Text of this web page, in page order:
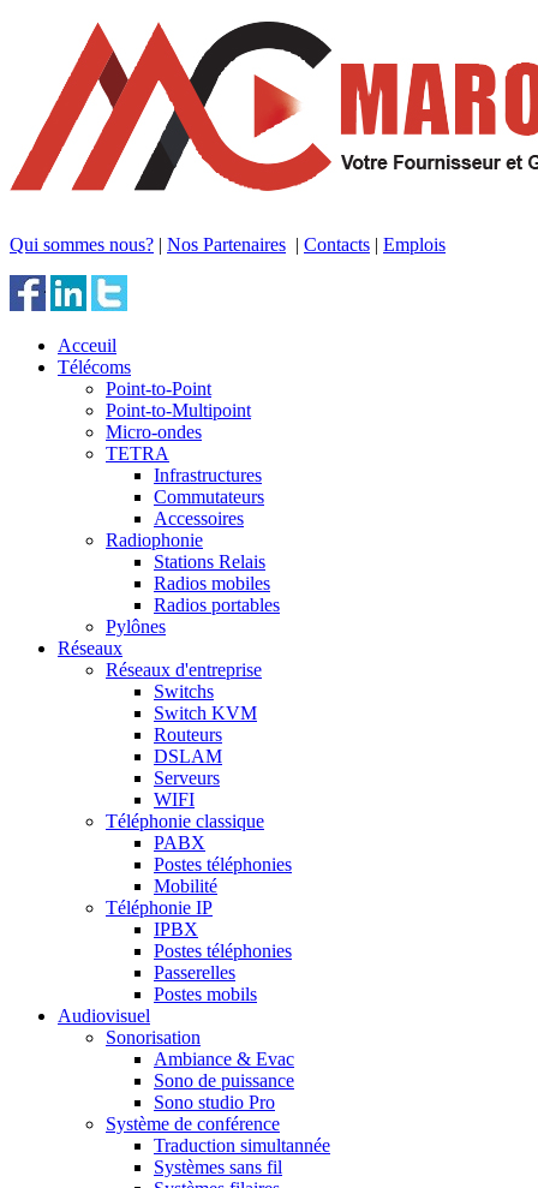
Qui sommes nous? | Nos Partenaires | Contacts | Emplois
Acceuil
Télécoms
Point-to-Point
Point-to-Multipoint
Micro-ondes
TETRA
Infrastructures
Commutateurs
Accessoires
Radiophonie
Stations Relais
Radios mobiles
Radios portables
Pylônes
Réseaux
Réseaux d'entreprise
Switchs
Switch KVM
Routeurs
DSLAM
Serveurs
WIFI
Téléphonie classique
PABX
Postes téléphonies
Mobilité
Téléphonie IP
IPBX
Postes téléphonies
Passerelles
Postes mobils
Audiovisuel
Sonorisation
Ambiance & Evac
Sono de puissance
Sono studio Pro
Système de conférence
Traduction simultannée
Systèmes sans fil